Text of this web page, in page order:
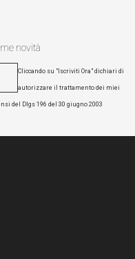
novità
Cliccando su "Iscriviti Ora" dichiari di
autorizzare il trattamento dei miei
del Dlgs 196 del 30 giugno 2003